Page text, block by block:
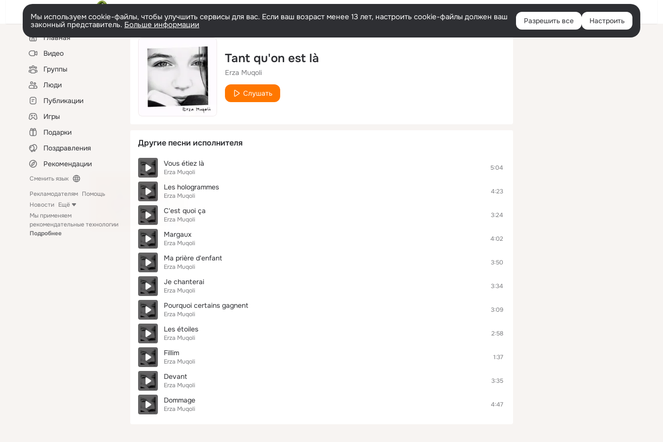
Войти
Мы используем cookie-файлы, чтобы улучшить сервисы для вас. Если ваш возраст менее 13 лет, настроить cookie-файлы должен ваш
законный представитель. Больше информации Разрешить все Настроить
Левая
колонкаГлавная
Видео
Группы
Люди
Публикации
Игры
Подарки
Поздравления
Рекомендации
Сменить язык
Рекламодателям Помощь
Новости Ещё
Мы применяем
рекомендательные технологии
Подробнее
Tant qu'on est là
Erza Muqoli
Слушать
Другие песни исполнителя
Vous étiez là
Erza Muqoli
5:04
Les hologrammes
Erza Muqoli
4:23
C'est quoi ça
Erza Muqoli
3:24
Margaux
Erza Muqoli
4:02
Ma prière d'enfant
Erza Muqoli
3:50
Je chanterai
Erza Muqoli
3:34
Pourquoi certains gagnent
Erza Muqoli
3:09
Les étoiles
Erza Muqoli
2:58
Fillim
Erza Muqoli
1:37
Devant
Erza Muqoli
3:35
Dommage
Erza Muqoli
4:47